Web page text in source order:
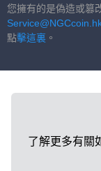
您擁有的是偽造或篡
點擊這裏 。
了解更多有關